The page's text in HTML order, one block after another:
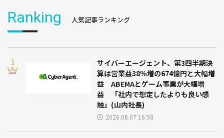
Ranking 人気記事ランキング
サイバーエージェント、第3四半期決
算は営業益38％増の674億円と大幅増
益 ABEMAとゲーム事業が大幅増
益 「社内で想定したよりも良い感
触」(山内社長)
2026.08.07 16:58